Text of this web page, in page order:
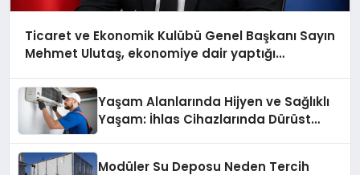
Ticaret ve Ekonomik Kulübü Genel Başkanı Sayın
Mehmet Ulutaş, ekonomiye dair yaptığı
Yaşam Alanlarında Hijyen ve Sağlıklı
Yaşam: İhlas Cihazlarında Dürüst
Modüler Su Deposu Neden Tercih